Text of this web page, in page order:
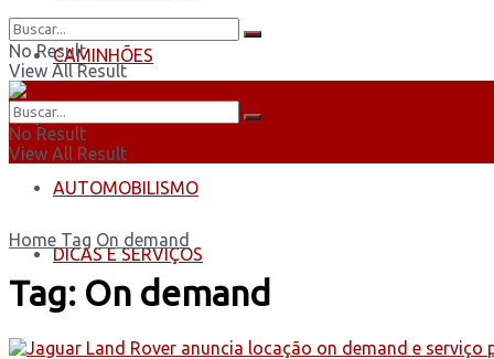
CAMINHÕES
ÔNIBUS
AUTOMOBILISMO
DICAS E SERVIÇOS
No Result
View All Result
No Result
View All Result
Home Tag On demand
Tag: On demand